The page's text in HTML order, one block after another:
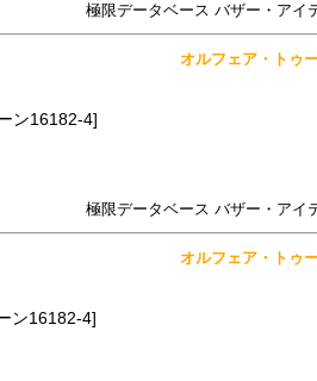
極限データベース バザー・アイ
オルフェア・トゥ
ン16182-4]
極限データベース バザー・アイ
オルフェア・トゥ
ン16182-4]